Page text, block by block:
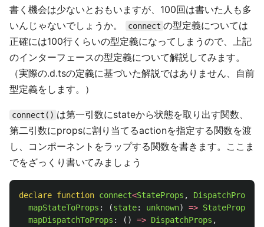
書く機会は少ないとおもいますが、100回は書いた人も多
いんじゃないでしょうか。
connect の型定義については
正確には100行くらいの型定義になってしまうので、上記
のインターフェースの型定義について解説してみます。
（実際の.d.tsの定義に基づいた解説ではありません、自前
型定義をします。）
connect() は第一引数にstateから状態を取り出す関数、
第二引数にpropsに割り当てるactionを指定する関数を渡
し、コンポーネントをラップする関数を書きます。ここま
でをざっくり書いてみましょう
declare function connect<StateProps , DispatchProps
mapStateToProps : (state: unknown) => StateProps
mapDispatchToProps : () => DispatchProps ,